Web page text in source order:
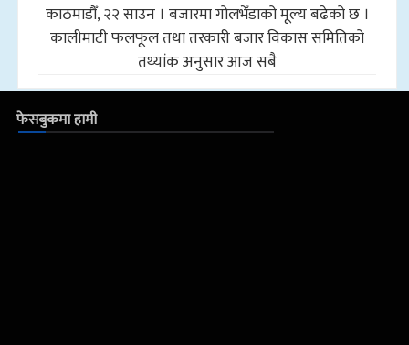
काठमाडौँ, २२ साउन । बजारमा गोलभेँडाको मूल्य बढेको छ ।
कालीमाटी फलफूल तथा तरकारी बजार विकास समितिको
तथ्यांक अनुसार आज सबै
फेसबुकमा हामी